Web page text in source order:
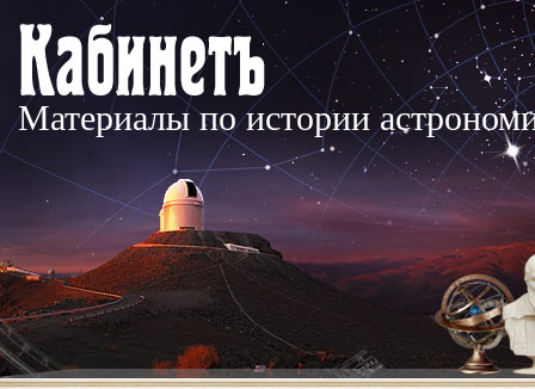
Материалы по истории